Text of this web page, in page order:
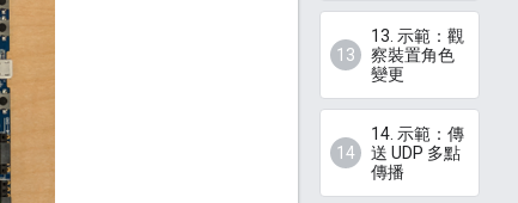
13. 示範：觀
察裝置角色
變更
14. 示範：傳
送 UDP 多點
傳播